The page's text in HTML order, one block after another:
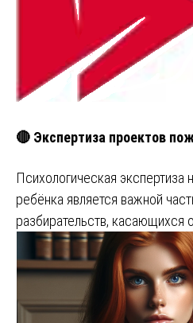
🔴 Экспертиза проектов
Психологическая экспертиза
ребёнка является важной
разбирательств, касающихся